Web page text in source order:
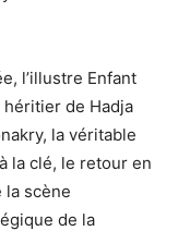
l’illustre Enfant
héritier de Hadja
la véritable
la clé, le retour en
la scène
de la